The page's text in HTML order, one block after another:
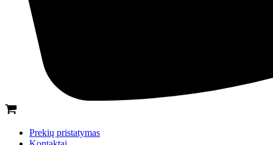
Prekių pristatymas